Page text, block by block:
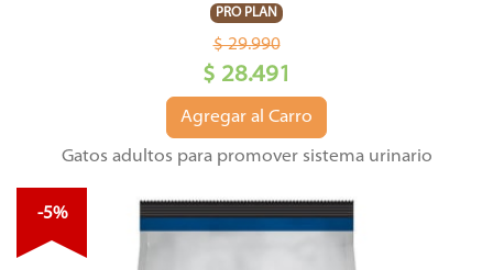
PRO PLAN
$ 29.990
$ 28.491
Agregar al Carro
Gatos adultos para promover sistema urinario
-5%